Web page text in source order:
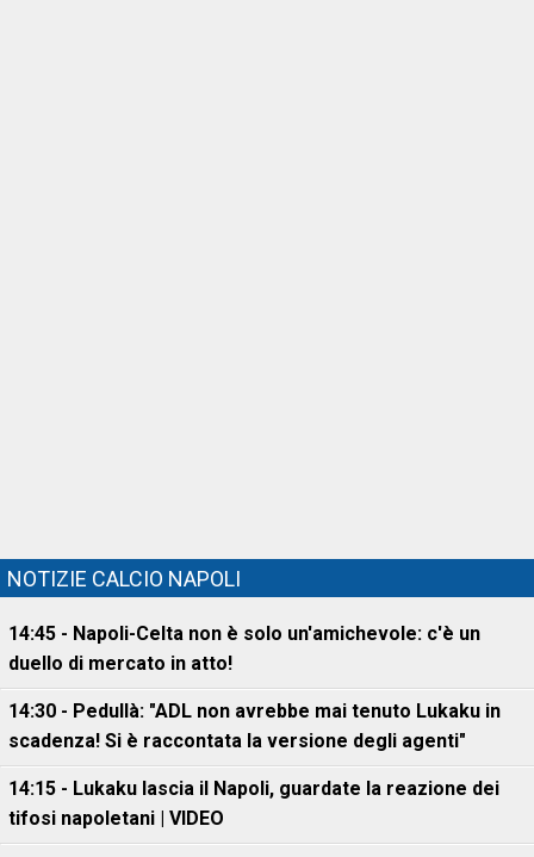
NOTIZIE CALCIO NAPOLI
14:45 - Napoli-Celta non è solo un'amichevole: c'è un
duello di mercato in atto!
14:30 - Pedullà: "ADL non avrebbe mai tenuto Lukaku in
scadenza! Si è raccontata la versione degli agenti"
14:15 - Lukaku lascia il Napoli, guardate la reazione dei
tifosi napoletani | VIDEO